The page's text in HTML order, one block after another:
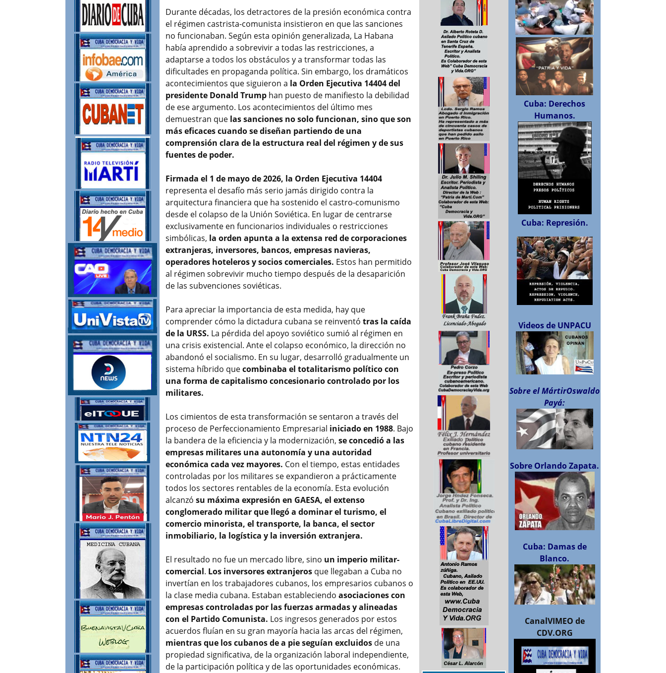
Durante décadas, los detractores de la presión económica contra
el régimen castrista-comunista insistieron en que las sanciones
no funcionaban. Según esta opinión generalizada, La Habana
había aprendido a sobrevivir a todas las restricciones, a
adaptarse a todos los obstáculos y a transformar todas las
dificultades en propaganda política. Sin embargo, los dramáticos
acontecimientos que siguieron a la Orden Ejecutiva 14404 del
presidente Donald Trump han puesto de manifiesto la debilidad
de ese argumento. Los acontecimientos del último mes
demuestran que las sanciones no solo funcionan, sino que son
más eficaces cuando se diseñan partiendo de una
comprensión clara de la estructura real del régimen y de sus
fuentes de poder.
Firmada el 1 de mayo de 2026, la Orden Ejecutiva 14404
representa el desafío más serio jamás dirigido contra la
arquitectura financiera que ha sostenido el castro-comunismo
desde el colapso de la Unión Soviética. En lugar de centrarse
exclusivamente en funcionarios individuales o restricciones
simbólicas, la orden apunta a la extensa red de corporaciones
extranjeras, inversores, bancos, empresas navieras,
operadores hoteleros y socios comerciales. Estos han permitido
al régimen sobrevivir mucho tiempo después de la desaparición
de las subvenciones soviéticas.
Para apreciar la importancia de esta medida, hay que
comprender cómo la dictadura cubana se reinventó tras la caída
de la URSS. La pérdida del apoyo soviético sumió al régimen en
una crisis existencial. Ante el colapso económico, la dirección no
abandonó el socialismo. En su lugar, desarrolló gradualmente un
sistema híbrido quecombinaba el totalitarismo político con
una forma de capitalismo concesionario controlado por los
militares.
Los cimientos de esta transformación se sentaron a través del
proceso de Perfeccionamiento Empresarial iniciado en 1988. Bajo
la bandera de la eficiencia y la modernización, se concedió a las
empresas militares una autonomía y una autoridad
económica cada vez mayores. Con el tiempo, estas entidades
controladas por los militares se expandieron a prácticamente
todos los sectores rentables de la economía. Esta evolución
alcanzó su máxima expresión en GAESA, el extenso
conglomerado militar que llegó a dominar el turismo, el
comercio minorista, el transporte, la banca, el sector
inmobiliario, la logística y la inversión extranjera.
El resultado no fue un mercado libre, sino un imperio militar-
comercial. Los inversores extranjeros que llegaban a Cuba no
invertían en los trabajadores cubanos, los empresarios cubanos o
la clase media cubana. Estaban estableciendo asociaciones con
empresas controladas por las fuerzas armadas y alineadas
con el Partido Comunista. Los ingresos generados por estos
acuerdos fluían en su gran mayoría hacia las arcas del régimen,
mientras que los cubanos de a pie seguían excluidos de una
propiedad significativa, de la organización laboral independiente,
de la participación política y de las oportunidades económicas.
Cuba: Derechos
Humanos.
Cuba: Represión.
Videos de UNPACU
Sobre el MártirOswaldo
Payá:
Sobre Orlando Zapata.
Cuba: Damas de
Blanco.
CanalVIMEO de
CDV.ORG